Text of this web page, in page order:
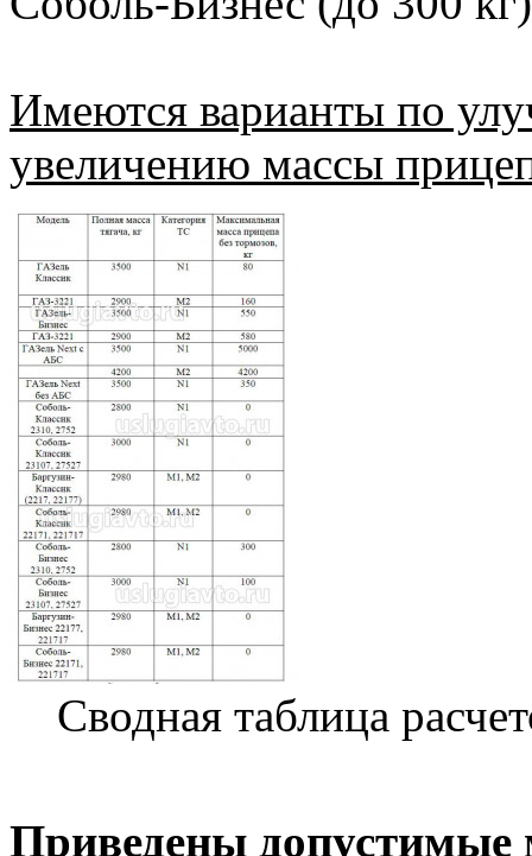
Имеются варианты по
увеличению массы
Сводная таблица
Приведены допустимые